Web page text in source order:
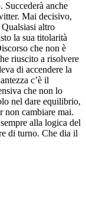
Succederà anche
Mai decisivo,
altro
la sua titolarità
che non è
riuscito a risolvere
di accendere la
c’è il
che non lo
nel dare equilibrio,
non cambiare mai.
alla logica del
di turno. Che dia il